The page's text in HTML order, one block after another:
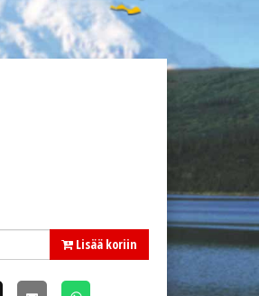
Lisää koriin